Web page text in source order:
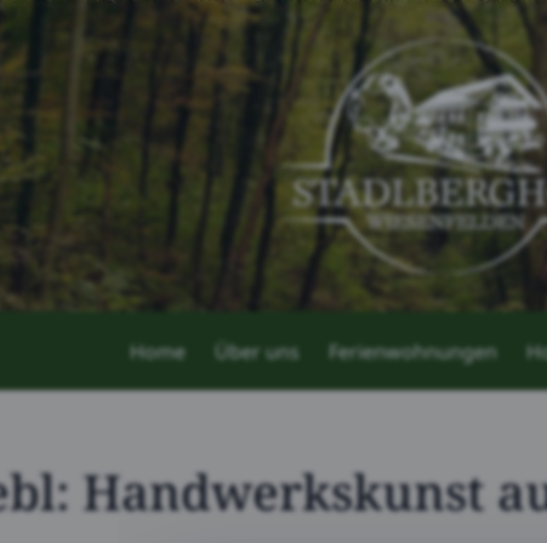
Home Über uns Ferienwohnungen
Handwerkskunst